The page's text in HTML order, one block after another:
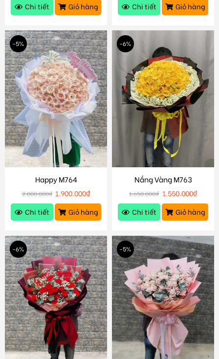
Chi tiết
Giỏ hàng
Chi tiết
Giỏ hàng
-5%
Happy M764
2.000.000₫ 1.900.000₫
Chi tiết
Giỏ hàng
-6%
Nắng Vàng M763
1.650.000₫ 1.550.000₫
Chi tiết
Giỏ hàng
-6% -5%